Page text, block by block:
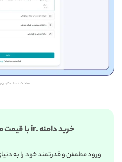
ساخت حساب کاربری
خرید دامنه .ir با قیمت مناسب از پارس‌پک
ورود مطمئن و قدرتمند خود را به